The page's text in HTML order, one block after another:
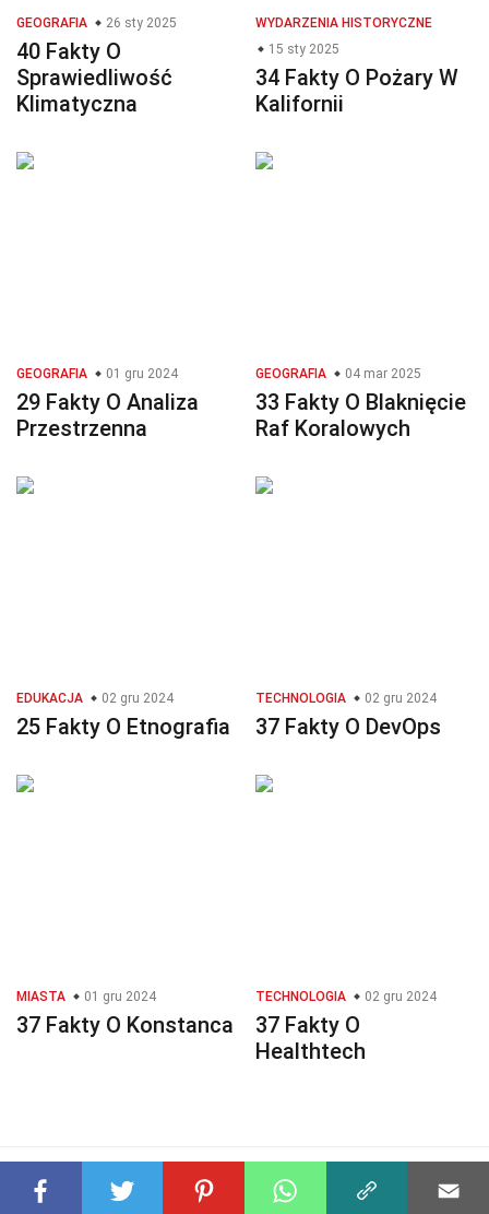
GEOGRAFIA 26 sty 2025
40 Fakty O
Sprawiedliwość
Klimatyczna
WYDARZENIA HISTORYCZNE
15 sty 2025
34 Fakty O Pożary W
Kalifornii
GEOGRAFIA 01 gru 2024
29 Fakty O Analiza
Przestrzenna
GEOGRAFIA 04 mar 2025
33 Fakty O Blaknięcie
Raf Koralowych
EDUKACJA 02 gru 2024
25 Fakty O Etnografia
TECHNOLOGIA 02 gru 2024
37 Fakty O DevOps
MIASTA 01 gru 2024
37 Fakty O Konstanca
TECHNOLOGIA 02 gru 2024
37 Fakty O
Healthtech